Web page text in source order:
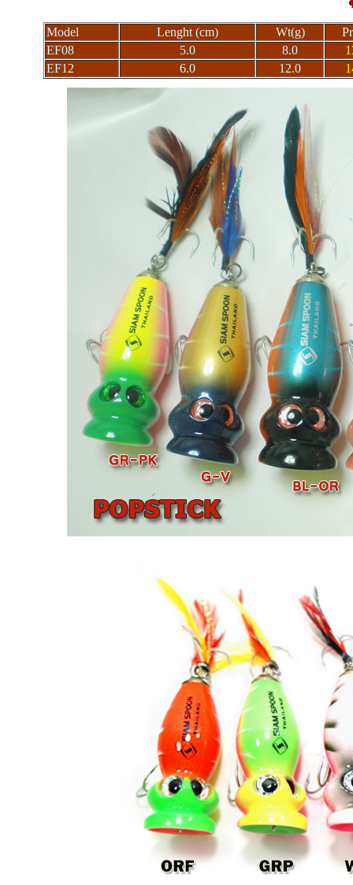
Model Lenght (cm) Wt(g)
EF08
5.0 8.0
EF12
6.0 12.0